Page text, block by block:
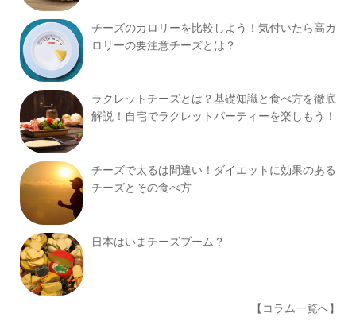
チーズのカロリーを比較しよう！気付いたら高カ
ロリーの要注意チーズとは？
ラクレットチーズとは？基礎知識と食べ方を徹底
解説！自宅でラクレットパーティーを楽しもう！
チーズで太るは間違い！ダイエットに効果のある
チーズとその食べ方
日本はいまチーズブーム？
【コラム一覧へ】